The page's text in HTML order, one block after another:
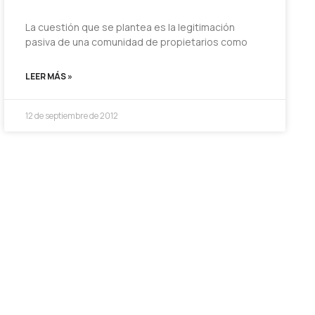
La cuestión que se plantea es la legitimación
pasiva de una comunidad de propietarios como
LEER MÁS »
12 de septiembre de 2012